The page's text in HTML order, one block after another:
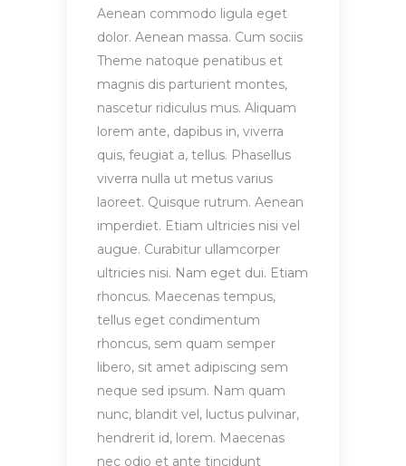
Aenean commodo ligula eget
dolor. Aenean massa. Cum sociis
Theme natoque penatibus et
magnis dis parturient montes,
nascetur ridiculus mus. Aliquam
lorem ante, dapibus in, viverra
quis, feugiat a, tellus. Phasellus
viverra nulla ut metus varius
laoreet. Quisque rutrum. Aenean
imperdiet. Etiam ultricies nisi vel
augue. Curabitur ullamcorper
ultricies nisi. Nam eget dui. Etiam
rhoncus. Maecenas tempus,
tellus eget condimentum
rhoncus, sem quam semper
libero, sit amet adipiscing sem
neque sed ipsum. Nam quam
nunc, blandit vel, luctus pulvinar,
hendrerit id, lorem. Maecenas
nec odio et ante tincidunt